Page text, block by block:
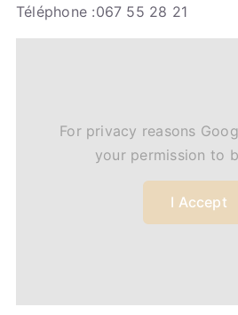
Téléphone :067 55 28 21
For privacy reasons
your permission to
I Accept